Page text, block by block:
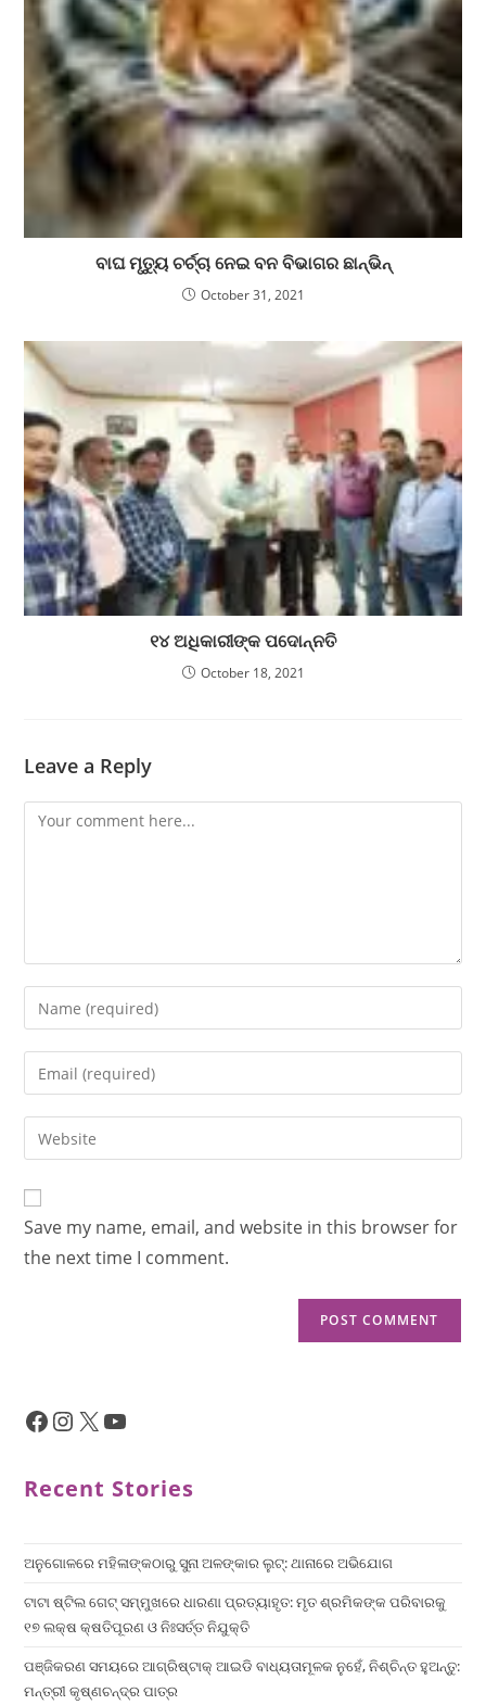
ବାଘ ମୃତ୍ୟୁ ଚର୍ଚ୍ଚା ନେଇ ବନ ବିଭାଗର ଛାନ୍‌ଭିନ୍
October 31, 2021
୧୪ ଅଧିକାରୀଙ୍କ ପଦୋନ୍ନତି
October 18, 2021
Leave a Reply
Save my name, email, and website in this browser for
the next time I comment.
Recent Stories
ଅନୁଗୋଳରେ ମହିଳାଙ୍କଠାରୁ ସୁନା ଅଳଙ୍କାର ଲୁଟ୍: ଥାନାରେ ଅଭିଯୋଗ
ଟାଟା ଷ୍ଟିଲ ଗେଟ୍ ସମ୍ମୁଖରେ ଧାରଣା ପ୍ରତ୍ୟାହୃତ: ମୃତ ଶ୍ରମିକଙ୍କ ପରିବାରକୁ
୧୭ ଲକ୍ଷ କ୍ଷତିପୂରଣ ଓ ନିଃସର୍ତ୍ତ ନିଯୁକ୍ତି
ପଞ୍ଜିକରଣ ସମୟରେ ଆଗ୍ରିଷ୍ଟାକ୍ ଆଇଡି ବାଧ୍ୟତାମୂଳକ ନୁହେଁ, ନିଶ୍ଚିନ୍ତ ହୁଅନ୍ତୁ:
ମନ୍ତ୍ରୀ କୃଷ୍ଣଚନ୍ଦ୍ର ପାତ୍ର